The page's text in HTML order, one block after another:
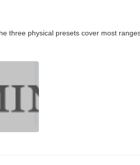
three physical presets cover most